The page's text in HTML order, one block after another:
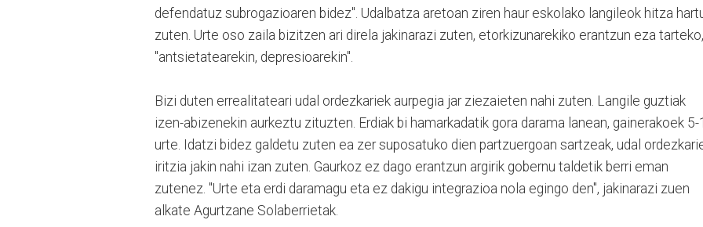
defendatuz subrogazioaren bidez". Udalbatza aretoan ziren haur eskolako langileok hitza
zuten. Urte oso zaila bizitzen ari direla jakinarazi zuten, etorkizunarekiko erantzun eza tarteko,
"antsietatearekin, depresioarekin".
Bizi duten errealitateari udal ordezkariek aurpegia jar ziezaieten nahi zuten. Langile guztiak
izen-abizenekin aurkeztu zituzten. Erdiak bi hamarkadatik gora darama lanean, gainerakoek 5-
urte. Idatzi bidez galdetu zuten ea zer suposatuko dien partzuergoan sartzeak, udal
iritzia jakin nahi izan zuten. Gaurkoz ez dago erantzun argirik gobernu taldetik berri eman
zutenez. "Urte eta erdi daramagu eta ez dakigu integrazioa nola egingo den", jakinarazi zuen
alkate Agurtzane Solaberrietak.